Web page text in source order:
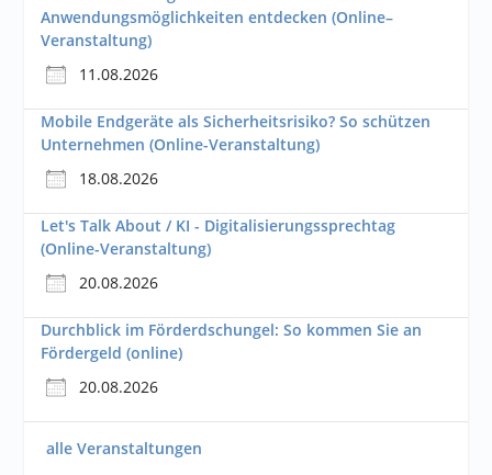
Anwendungsmöglichkeiten entdecken (Online–
Veranstaltung)
11.08.2026
Mobile Endgeräte als Sicherheitsrisiko? So schützen
Unternehmen (Online-Veranstaltung)
18.08.2026
Let's Talk About / KI - Digitalisierungssprechtag
(Online-Veranstaltung)
20.08.2026
Durchblick im Förderdschungel: So kommen Sie an
Fördergeld (online)
20.08.2026
alle Veranstaltungen